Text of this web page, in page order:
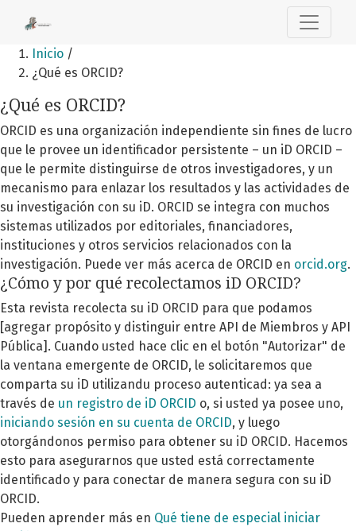
Inicio /
¿Qué es ORCID?
¿Qué es ORCID?
ORCID es una organización independiente sin fines de lucro
que le provee un identificador persistente – un iD ORCID –
que le permite distinguirse de otros investigadores, y un
mecanismo para enlazar los resultados y las actividades de
su investigación con su iD. ORCID se integra con muchos
sistemas utilizados por editoriales, financiadores,
instituciones y otros servicios relacionados con la
investigación. Puede ver más acerca de ORCID en orcid.org.
¿Cómo y por qué recolectamos iD ORCID?
Esta revista recolecta su iD ORCID para que podamos
[agregar propósito y distinguir entre API de Miembros y API
Pública]. Cuando usted hace clic en el botón "Autorizar" de
la ventana emergente de ORCID, le solicitaremos que
comparta su iD utilizandu proceso autenticad: ya sea a
través de un registro de iD ORCID o, si usted ya posee uno,
iniciando sesión en su cuenta de ORCID, y luego
otorgándonos permiso para obtener su iD ORCID. Hacemos
esto para asegurarnos que usted está correctamente
identificado y para conectar de manera segura con su iD
ORCID.
Pueden aprender más en Qué tiene de especial iniciar